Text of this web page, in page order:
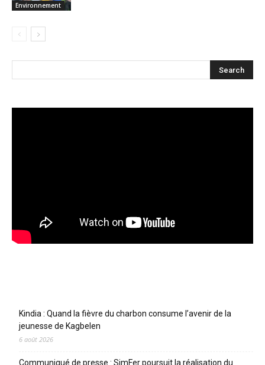
Environnement
Kindia : Quand la fièvre du charbon consume l’avenir de la
jeunesse de Kagbelen
6 août 2026
Communiqué de presse : SimFer poursuit la réalisation du